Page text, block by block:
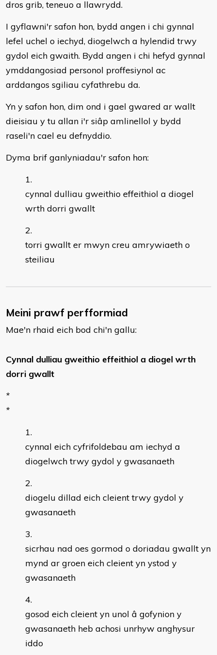
dros grib, teneuo a llawrydd.
I gyflawni'r safon hon, bydd angen i chi gynnal
lefel uchel o iechyd, diogelwch a hylendid trwy
gydol eich gwaith. Bydd angen i chi hefyd gynnal
ymddangosiad personol proffesiynol ac
arddangos sgiliau cyfathrebu da.
Yn y safon hon, dim ond i gael gwared ar wallt
dieisiau y tu allan i'r siâp amlinellol y bydd
raseli'n cael eu defnyddio.
Dyma brif ganlyniadau'r safon hon:
cynnal dulliau gweithio effeithiol a diogel
wrth dorri gwallt
torri gwallt er mwyn creu amrywiaeth o
steiliau
Meini prawf perfformiad
Mae'n rhaid eich bod chi'n gallu:
Cynnal dulliau gweithio effeithiol a diogel wrth
dorri gwallt
*
*
cynnal eich cyfrifoldebau am iechyd a
diogelwch trwy gydol y gwasanaeth
diogelu dillad eich cleient trwy gydol y
gwasanaeth
sicrhau nad oes gormod o doriadau gwallt yn
mynd ar groen eich cleient yn ystod y
gwasanaeth
gosod eich cleient yn unol â gofynion y
gwasanaeth heb achosi unrhyw anghysur
iddo